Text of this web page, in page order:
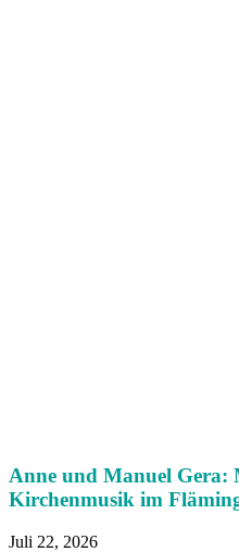
Anne und Manuel
Kirchenmusik im
Juli 22, 2026